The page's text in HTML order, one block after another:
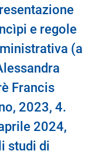
e regole
(a
Francis
2023, 4.
2024,
studi di